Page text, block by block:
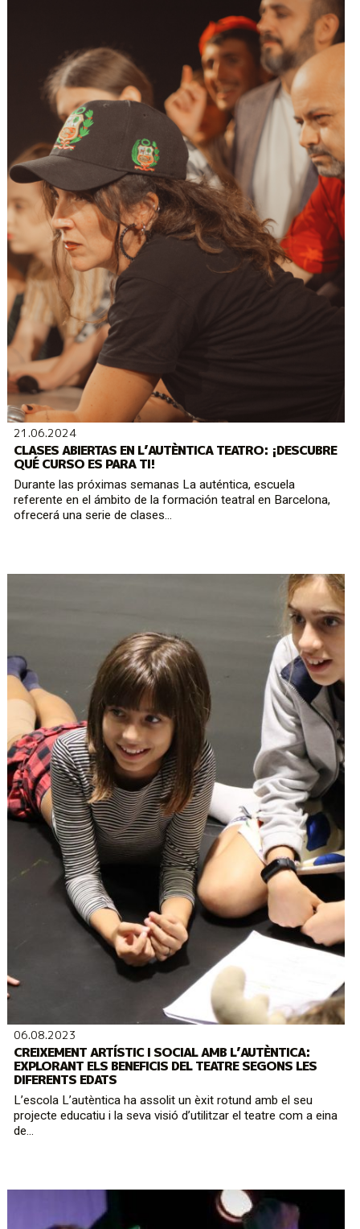
21.06.2024
CLASES ABIERTAS EN L’AUTÈNTICA TEATRO: ¡DESCUBRE
QUÉ CURSO ES PARA TI!
Durante las próximas semanas La auténtica, escuela
referente en el ámbito de la formación teatral en Barcelona,
ofrecerá una serie de clases...
06.08.2023
CREIXEMENT ARTÍSTIC I SOCIAL AMB L’AUTÈNTICA:
EXPLORANT ELS BENEFICIS DEL TEATRE SEGONS LES
DIFERENTS EDATS
L’escola L’autèntica ha assolit un èxit rotund amb el seu
projecte educatiu i la seva visió d’utilitzar el teatre com a eina
de...